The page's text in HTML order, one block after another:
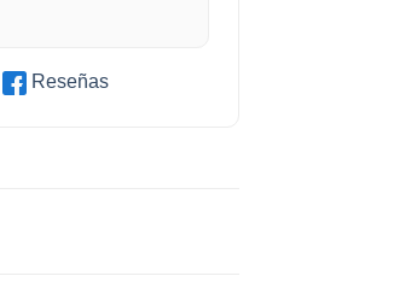
Reseñas